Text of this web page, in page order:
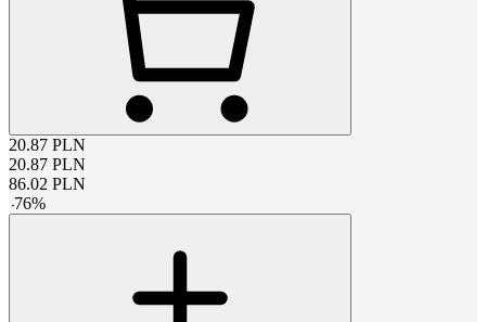
20.87 PLN
20.87 PLN
86.02 PLN
-76%